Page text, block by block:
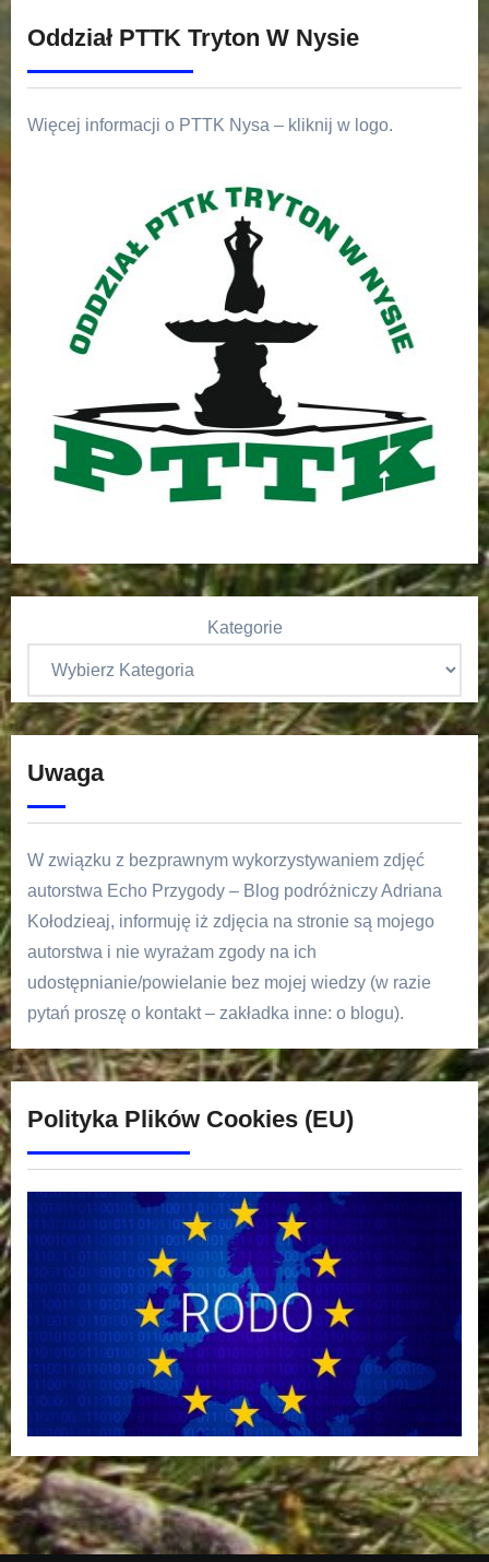
Oddział PTTK Tryton W Nysie
Więcej informacji o PTTK Nysa – kliknij w logo.
Kategorie
Uwaga
W związku z bezprawnym wykorzystywaniem zdjęć
autorstwa Echo Przygody – Blog podróżniczy Adriana
Kołodzieaj, informuję iż zdjęcia na stronie są mojego
autorstwa i nie wyrażam zgody na ich
udostępnianie/powielanie bez mojej wiedzy (w razie
pytań proszę o kontakt – zakładka inne: o blogu).
Polityka Plików Cookies (EU)